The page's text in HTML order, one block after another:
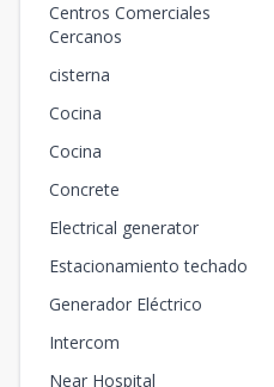
Centros Comerciales
Cercanos
cisterna
Cocina
Cocina
Concrete
Electrical generator
Estacionamiento techado
Generador Eléctrico
Intercom
Near Hospital